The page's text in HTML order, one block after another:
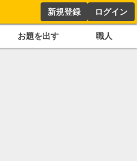
新規登録 ログイン
お題を出す 職人